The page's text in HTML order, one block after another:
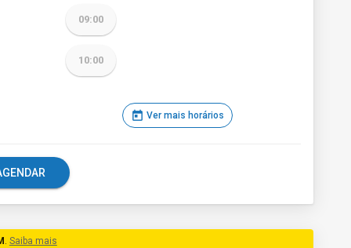
09:00
10:00
today Ver mais horários
. Saiba mais